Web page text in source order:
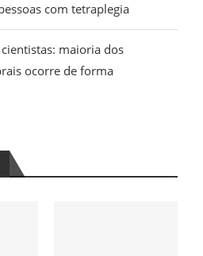
com tetraplegia
maioria dos
ocorre de forma